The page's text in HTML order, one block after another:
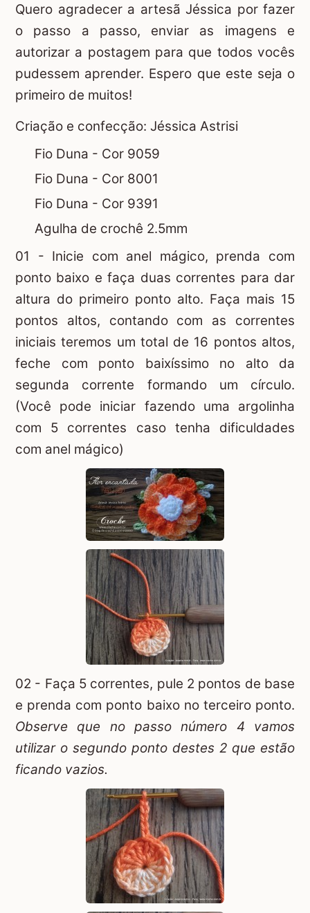
Quero agradecer a artesã Jéssica por fazer
o passo a passo, enviar as imagens e
autorizar a postagem para que todos vocês
pudessem aprender. Espero que este seja o
primeiro de muitos!
Criação e confecção: Jéssica Astrisi
Fio Duna - Cor 9059
Fio Duna - Cor 8001
Fio Duna - Cor 9391
Agulha de crochê 2.5mm
01 - Inicie com anel mágico, prenda com
ponto baixo e faça duas correntes para dar
altura do primeiro ponto alto. Faça mais 15
pontos altos, contando com as correntes
iniciais teremos um total de 16 pontos altos,
feche com ponto baixíssimo no alto da
segunda corrente formando um círculo.
(Você pode iniciar fazendo uma argolinha
com 5 correntes caso tenha dificuldades
com anel mágico)
02 - Faça 5 correntes, pule 2 pontos de base
e prenda com ponto baixo no terceiro ponto.
Observe que no passo número 4 vamos
utilizar o segundo ponto destes 2 que estão
ficando vazios.